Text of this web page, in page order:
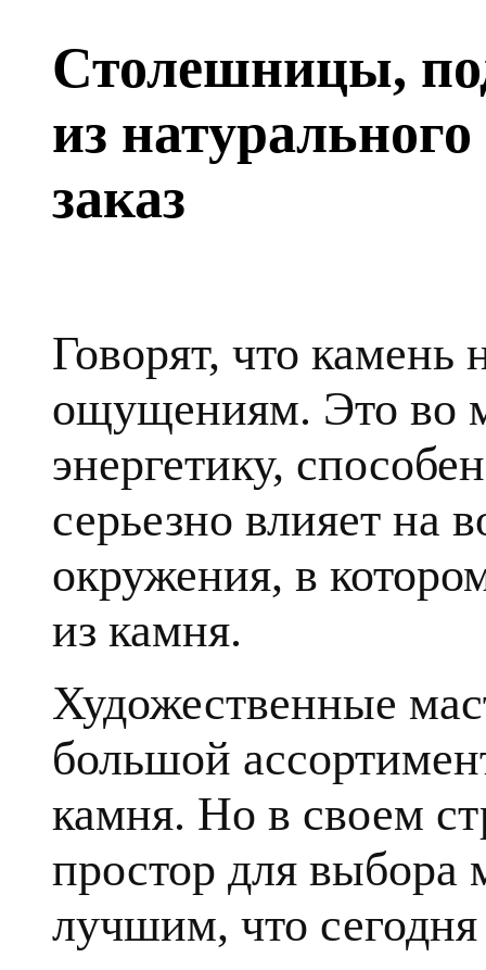
Столешницы,
из
заказ
Говорят, что
ощущениям. Это во
энергетику,
серьезно влияет на
окружения, в
из камня.
Художественные
большой
камня. Но в своем
простор для выбора
лучшим, что